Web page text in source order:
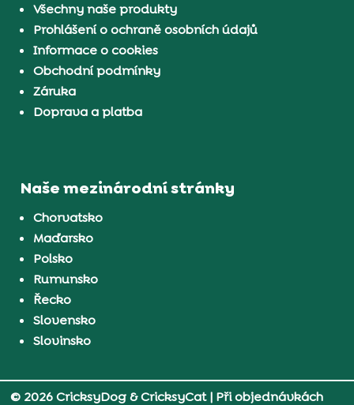
Všechny naše produkty
Prohlášení o ochraně osobních údajů
Informace o cookies
Obchodní podmínky
Záruka
Doprava a platba
Naše mezinárodní stránky
Chorvatsko
Maďarsko
Polsko
Rumunsko
Řecko
Slovensko
Slovinsko
© 2026 CricksyDog & CricksyCat| Při objednávkách